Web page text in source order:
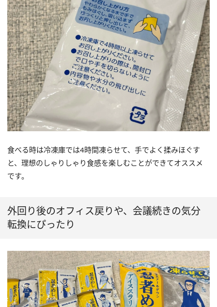
食べる時は冷凍庫では4時間凍らせて、手でよく揉みほぐす
と、理想のしゃりしゃり食感を楽しむことができてオススメ
です。
外回り後のオフィス戻りや、会議続きの気分
転換にぴったり